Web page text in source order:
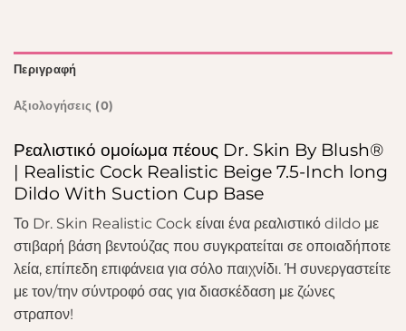
Περιγραφή
Αξιολογήσεις (0)
Ρεαλιστικό ομοίωμα πέους Dr. Skin By Blush®
| Realistic Cock Realistic Beige 7.5-Inch long
Dildo With Suction Cup Base
Το Dr. Skin Realistic Cock είναι ένα ρεαλιστικό dildo με
στιβαρή βάση βεντούζας που συγκρατείται σε οποιαδήποτε
λεία, επίπεδη επιφάνεια για σόλο παιχνίδι. Ή συνεργαστείτε
με τον/την σύντροφό σας για διασκέδαση με ζώνες
στραπον!